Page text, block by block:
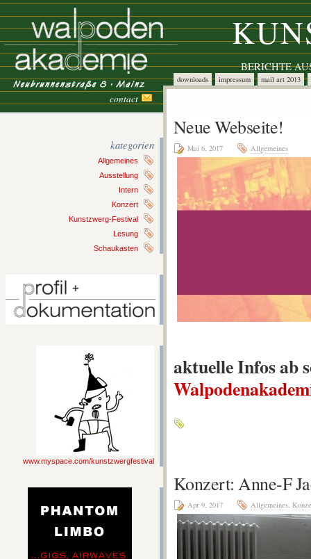
BERICHTE
downloads impressum mail art 2013
contact
kategorien
Allgemeines
Ausstellung
Intern
Konzert
Kunstzwerg-Festival
Lesung
Schaukasten
www.myspace.com/kunstzwergfestival
Neue Webseite!
Mai 6, 2017 Allgemeines
aktuelle Infos ab
Konzert: Anne-F
Apr 9, 2017 Allgemeines,